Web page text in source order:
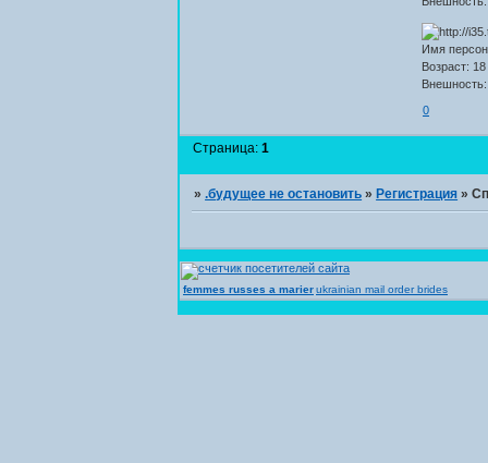
Имя
Возраст: 18
0
Страница:1
».будущее не остановить » Регистрация »
femmes russes a marierukrainian mail order brides